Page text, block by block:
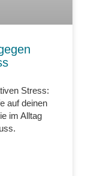
Stress:
auf deinen
im Alltag